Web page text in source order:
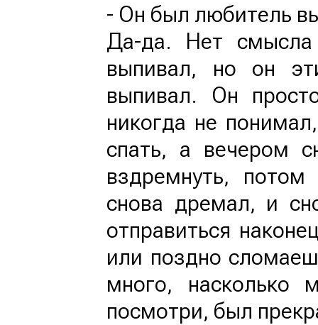
- Он был любитель
Да-да. Нет
выпивал, но он
выпивал. Он
никогда не
спать, а вечером
вздремнуть,
снова дремал, и
отправиться
или поздно
много,
посмотри, был